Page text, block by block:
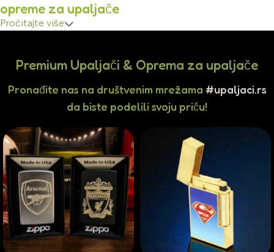
opreme za upaljače
Pročitajte više
Premium Upaljači & Oprema za upaljače
Pronađite nas na društvenim mrežama #upaljaci.rs
da biste podelili svoju priču!